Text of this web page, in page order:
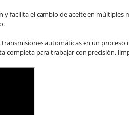
facilita el cambio de aceite en múltiples
automáticas en un proceso
para trabajar con precisión,